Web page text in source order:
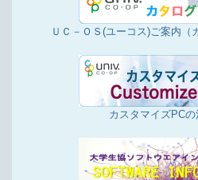
ＵＣ－ＯＳ(ユーコス)ご案内（
カスタマイズPCの